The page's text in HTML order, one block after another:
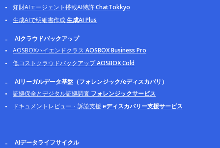
知財AIエージェント搭載AI特許ChatTokkyo
生成AIで明細書作成生成AI Plus
AIクラウドバックアップ
AOSBOXハイエンドクラス AOSBOX Business Pro
低コストクラウドバックアップAOSBOX Cold
AIリーガルデータ基盤（フォレンジック/eディスカバリ）
証拠保全とデジタル証拠調査 フォレンジックサービス
ドキュメントレビュー・訴訟支援 eディスカバリー支援サービス
AIデータライフサイクル